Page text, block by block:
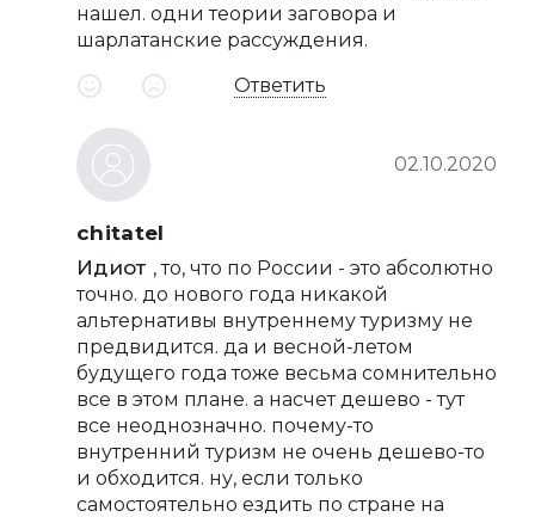
нашел. одни теории заговора и
шарлатанские рассуждения.
Ответить
chitatel
02.10.2020
Идиот , то, что по России - это абсолютно
точно. до нового года никакой
альтернативы внутреннему туризму не
предвидится. да и весной-летом
будущего года тоже весьма сомнительно
все в этом плане. а насчет дешево - тут
все неоднозначно. почему-то
внутренний туризм не очень дешево-то
и обходится. ну, если только
самостоятельно ездить по стране на